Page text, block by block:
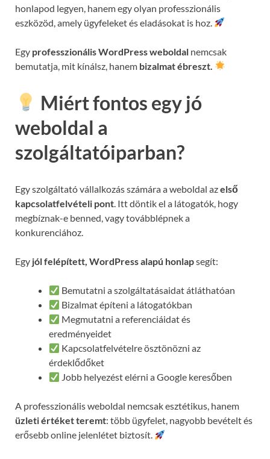
honlapod legyen, hanem egy olyan professzionális
eszközöd, amely ügyfeleket és eladásokat is hoz.
Egy professzionális WordPress weboldal nemcsak
bemutatja, mit kínálsz, hanem bizalmat ébreszt.
Miért fontos egy jó
weboldal a
szolgáltatóiparban?
Egy szolgáltató vállalkozás számára a weboldal azelső
kapcsolatfelvételi pont. Itt döntik el a látogatók, hogy
megbíznak-e benned, vagy továbblépnek a
konkurenciához.
Egy jól felépített, WordPress alapú honlapsegít:
Bemutatni a szolgáltatásaidat átláthatóan
Bizalmat építeni a látogatókban
Megmutatni a referenciáidat és
eredményeidet
Kapcsolatfelvételre ösztönözni az
érdeklődőket
Jobb helyezést elérni a Google keresőben
A professzionális weboldal nemcsak esztétikus, hanem
üzleti értéket teremt: több ügyfelet, nagyobb bevételt és
erősebb online jelenlétet biztosít.